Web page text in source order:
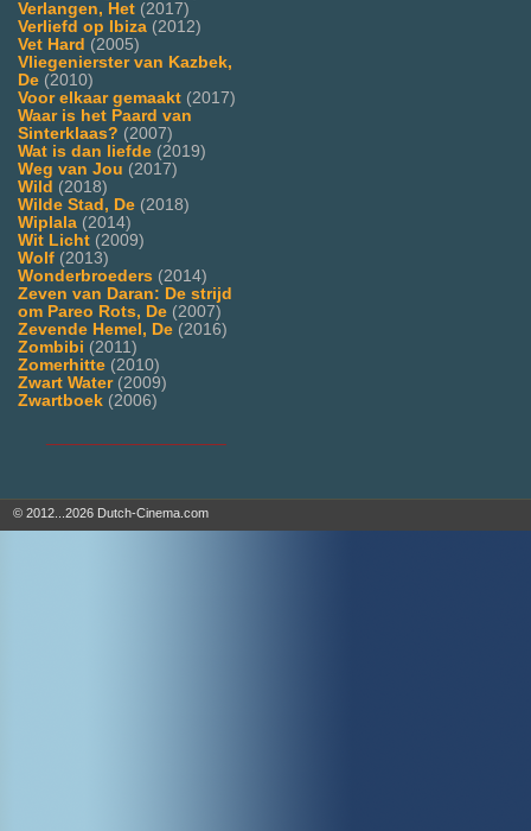
Verlangen, Het (2017)
Verliefd op Ibiza (2012)
Vet Hard (2005)
Vliegenierster van Kazbek,
De (2010)
Voor elkaar gemaakt (2017)
Waar is het Paard van
Sinterklaas? (2007)
Wat is dan liefde (2019)
Weg van Jou (2017)
Wild (2018)
Wilde Stad, De (2018)
Wiplala (2014)
Wit Licht (2009)
Wolf (2013)
Wonderbroeders (2014)
Zeven van Daran: De strijd
om Pareo Rots, De (2007)
Zevende Hemel, De (2016)
Zombibi (2011)
Zomerhitte (2010)
Zwart Water(2009)
Zwartboek (2006)
© 2012...2026 Dutch-Cinema.com